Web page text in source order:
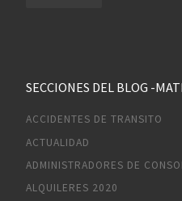
SECCIONES DEL BLOG -
ACCIDENTES DE TRANSITO
ACTUALIDAD
ADMINISTRADORES DE
ALQUILERES 2020